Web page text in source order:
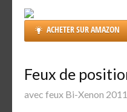
ACHETER SUR AMAZON
Feux de
avec feux Bi-Xenon 2011